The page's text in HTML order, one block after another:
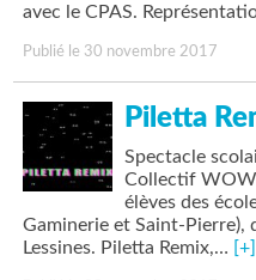
avec le CPAS.
Publié le 30 novembre 2017
Piletta
Spectacle
Collectif WOW
élèves des
Gaminerie et Saint-Pierre),
Lessines. Piletta Remix,… [+]